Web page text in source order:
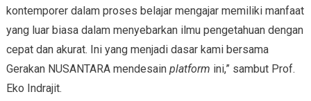
kontemporer dalam proses belajar mengajar memiliki manfaat
yang luar biasa dalam menyebarkan ilmu pengetahuan dengan
cepat dan akurat. Ini yang menjadi dasar kami bersama
Gerakan NUSANTARA mendesain platform ini,” sambut Prof.
Eko Indrajit.